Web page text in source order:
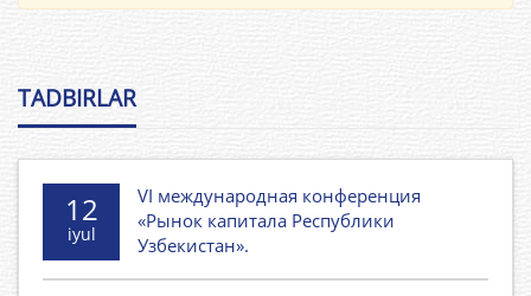
TADBIRLAR
12
iyul
VI международная конференция
«Рынок капитала Республики
Узбекистан».